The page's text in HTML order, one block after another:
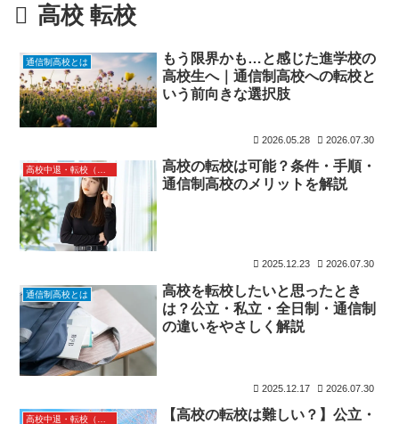
高校 転校
通信制高校とは
もう限界かも…と感じた進学校の
高校生へ｜通信制高校への転校と
いう前向きな選択肢
2026.05.28 2026.07.30
高校中退・転校（転入・編入）
高校の転校は可能？条件・手順・
通信制高校のメリットを解説
2025.12.23 2026.07.30
通信制高校とは
高校を転校したいと思ったとき
は？公立・私立・全日制・通信制
の違いをやさしく解説
2025.12.17 2026.07.30
【高校の転校は難しい？】公立・